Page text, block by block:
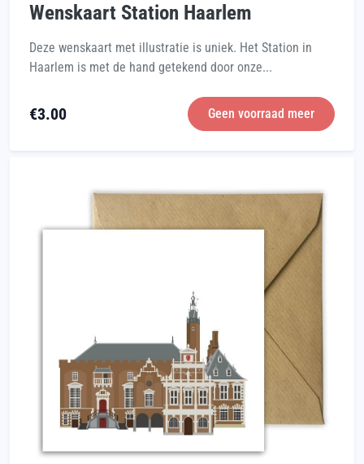
Wenskaart Station Haarlem
Deze wenskaart met illustratie is uniek. Het Station in
Haarlem is met de hand getekend door onze...
€3.00 Geen voorraad meer